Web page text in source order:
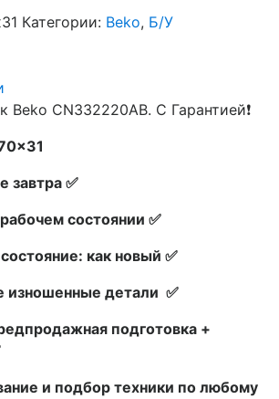
Категории: Beko, Б/У
Beko CN332220AB. С Гарантией❗
завтра ✅
состоянии ✅
как новый ✅
изношенные детали ✅
подготовка +
и подбор техники по любому